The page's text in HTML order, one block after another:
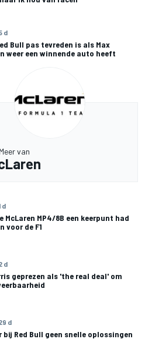
d
Bull pas tevreden is als Max
weer een winnende auto heeft
Meer van
d
McLaren MP4/8B een keerpunt had
voor de F1
d
geprezen als 'the real deal' om
d
bij Red Bull geen snelle oplossingen